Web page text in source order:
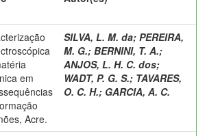
em
Acre.
SILVA, L. M. da; PEREIRA,
M. G.; BERNINI, T. A.;
ANJOS, L. H. C. dos;
WADT, P. G. S.; TAVARES,
O. C. H.; GARCIA, A. C.